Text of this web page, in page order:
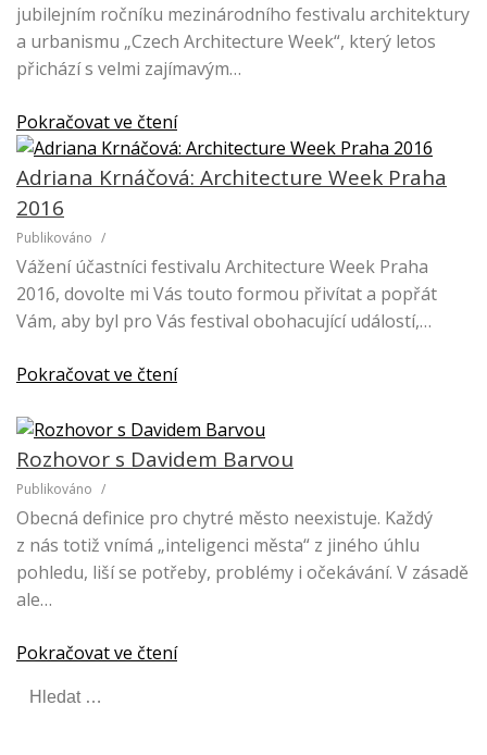
jubilejním ročníku mezinárodního festivalu architektury
a urbanismu „Czech Architecture Week“, který letos
přichází s velmi zajímavým…
Pokračovat ve čtení
Adriana Krnáčová: Architecture Week Praha
2016
Publikováno /
Vážení účastníci festivalu Architecture Week Praha
2016, dovolte mi Vás touto formou přivítat a popřát
Vám, aby byl pro Vás festival obohacující událostí,…
Pokračovat ve čtení
Rozhovor s Davidem Barvou
Publikováno /
Obecná definice pro chytré město neexistuje. Každý
z nás totiž vnímá „inteligenci města“ z jiného úhlu
pohledu, liší se potřeby, problémy i očekávání. V zásadě
ale…
Pokračovat ve čtení